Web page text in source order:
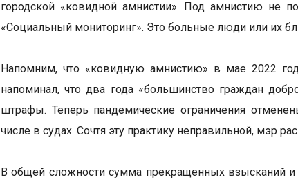
городской «ковидной амнистии». Под амнистию не
«Социальный мониторинг». Это больные люди или их
Напомним, что «ковидную амнистию» в мае 2022
напоминал, что два года «большинство граждан
штрафы. Теперь пандемические ограничения
числе в судах. Сочтя эту практику неправильной, мэр
В общей сложности сумма прекращенных взысканий